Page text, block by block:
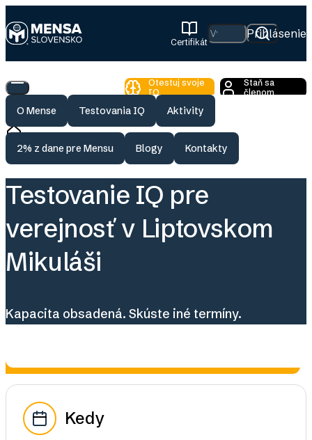
to
main
content
Certifikát
Hľadať Prihlásenie
Toggle
Main
O Mense Testovania IQ Aktivity
2% z dane pre Mensu Blogy Kontakty
Otestuj svoje
IQ
Staň sa
členom
BreadcrumbTestovania Testovanie IQ pre verejnosť v
Testovanie IQ pre
verejnosť v Liptovskom
Mikuláši
Kapacita obsadená. Skúste iné termíny.
Kedy